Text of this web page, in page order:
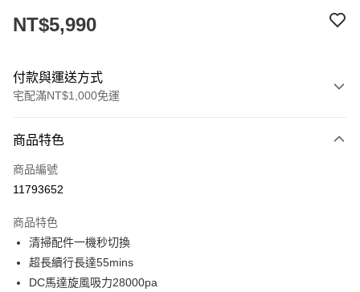
NT$5,990
付款與運送方式
宅配滿NT$1,000免運
信用卡一次付款
LINE Pay
悠遊付
ATM付款
商品特色
商品編號
11793652
商品特色
清掃配件一機秒切換
超長續行長達55mins
DC馬達旋風吸力28000pa